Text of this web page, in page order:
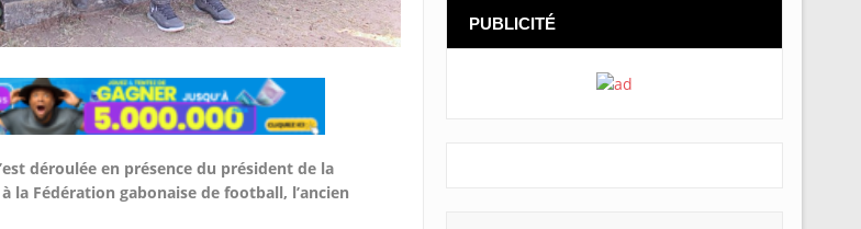
déroulée en présence du président de la
la Fédération gabonaise de football, l’ancien
PUBLICITÉ